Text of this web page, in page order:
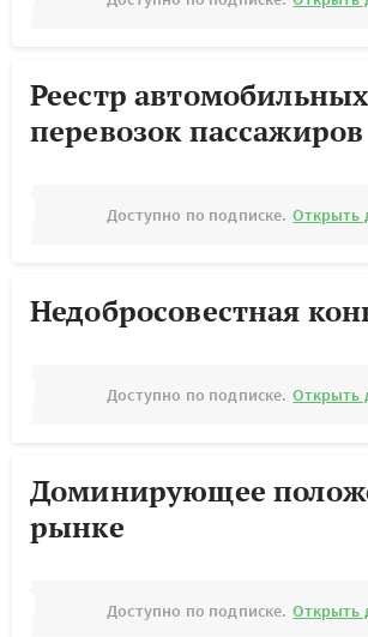
Реестр автомобильных
перевозок пассажиров
Доступно по подписке. Открыть
Недобросовестная
Доступно по подписке. Открыть
Доминирующее
рынке
Доступно по подписке. Открыть